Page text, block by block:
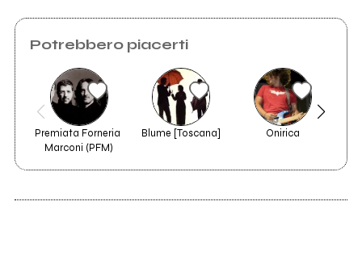
Apri! Aria! Ancora!
Potrebbero piacerti
Premiata Forneria
Marconi (PFM)
Blume [Toscana] Onirica